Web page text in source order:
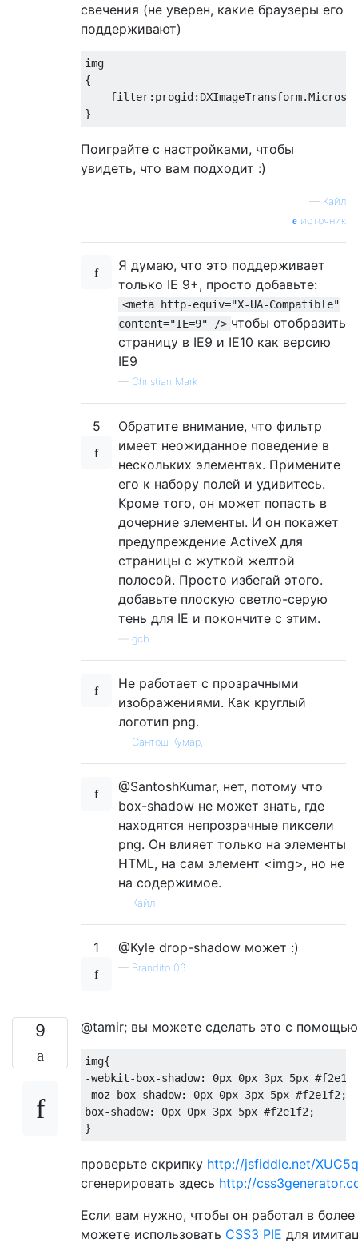
свечения (не уверен, какие браузеры его
поддерживают)
img
{
filter
Поиграйте с настройками, чтобы
увидеть, что вам подходит :)
— Кайл
источник
Я думаю, что это поддерживает
только IE 9+, просто добавьте:
<meta http-equiv="X-UA-Compatible"
content="IE=9" /> чтобы отобразить
страницу в IE9 и IE10 как версию
IE9
— Christian Mark
5
Обратите внимание, что фильтр
имеет неожиданное поведение в
нескольких элементах. Примените
его к набору полей и удивитесь.
Кроме того, он может попасть в
дочерние элементы. И он покажет
предупреждение ActiveX для
страницы с жуткой желтой
полосой. Просто избегай этого.
добавьте плоскую светло-серую
тень для IE и покончите с этим.
gcb
Не работает с прозрачными
изображениями. Как круглый
логотип png.
— Сантош Кумар,
@SantoshKumar, нет, потому что
box-shadow не может знать, где
находятся непрозрачные пиксели
png. Он влияет только на элементы
HTML, на сам элемент <img>, но не
на содержимое.
— Кайл
1 @Kyle drop-shadow может :)
— Brandito 06
9 @tamir; вы можете сделать это с
img
-webkit-box-shadow: 0px 0px 3px 5px
-moz-box-shadow: 0px 0px 3px 5px #f2e1f2
box-shadow: 0px 0px 3px 5px #f2e1f2 ;
проверьте скрипку http://jsfiddle.net/
сгенерировать здесь http://
Если вам нужно, чтобы он работал в
можете использовать CSS3 PIE для